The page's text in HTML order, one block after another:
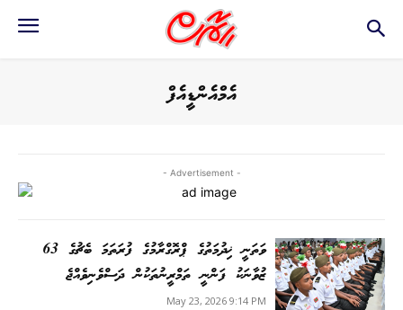
އެމްއެންޑީއެފް
- Advertisement -
ވަތަނީ ޚިދުމަތުގެ ޕްރޮގްރާމުގެ ފުރަތަމަ ބެޗުގެ 63
ޒުވާނަކު ފަންނީ ތަމްރީނުތަކުން ދަސްވެނިވެއްޖެ
May 23, 2026 9:14 PM